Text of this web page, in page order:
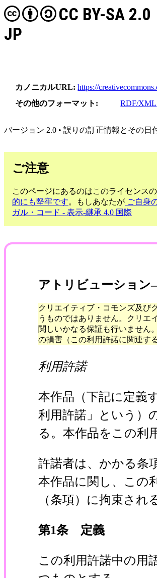
CC BY-SA 2.0
JP
カノニカルURL
https://
その他のフォーマット
RDF/XML
バージョン 2.0 • 誤りの訂正情報とその日
ご注意
このページにあるのはこのライセンス
的にも堅牢です。もしあなたが ご自身
ガル・コード - 表示-継承 4.0 国際
アトリビューション
クリエイティブ・コモンズ及び
うものではありません。クリエ
関しいかなる保証も行いません
の損害（この利用許諾に関連す
利用許諾
本作品（下記に定義
利用許諾」という）
る。本作品をこの利
許諾者は、かかる条
本作品に関し、この
（条項）に拘束され
第1条 定義
この利用許諾中の用